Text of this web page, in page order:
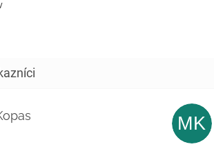
je 5 z 5 hviezdičiek. MK